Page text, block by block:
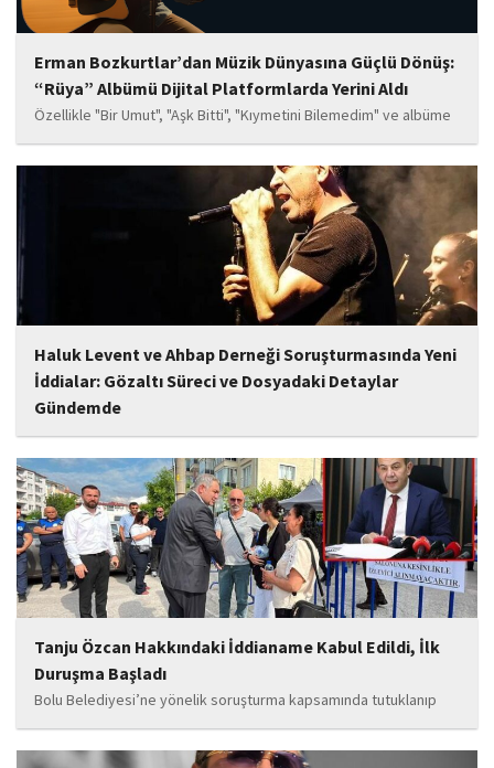
Erman Bozkurtlar’dan Müzik Dünyasına Güçlü Dönüş:
“Rüya” Albümü Dijital Platformlarda Yerini Aldı
Özellikle "Bir Umut", "Aşk Bitti", "Kıymetini Bilemedim" ve albüme
adını veren "Rüya" parçalarının kısa süre içerisinde öne çıkan
eserler arasında yer alması bekleniyor. Albüm, sanatçının önceki
çalışmalarına göre daha olgun,...
Haluk Levent ve Ahbap Derneği Soruşturmasında Yeni
İddialar: Gözaltı Süreci ve Dosyadaki Detaylar
Gündemde
İstanbul Cumhuriyet Başsavcılığı tarafından yürütülen ve Haluk
Levent ile kurucusu olduğu Ahbap Derneği'ni kapsadığı belirtilen
soruşturmaya ilişkin yeni iddialar gündeme geldi. Edinilen
bilgilere göre, soruşturmanın ani bir operasyonla değil, aylar...
Tanju Özcan Hakkındaki İddianame Kabul Edildi, İlk
Duruşma Başladı
Bolu Belediyesi’ne yönelik soruşturma kapsamında tutuklanıp
belediye başkanlığı görevinden uzaklaştırılan Tanju Özcan’ın da
aralarında bulunduğu 6’sı tutuklu 19 sanığın yargılandığı dava